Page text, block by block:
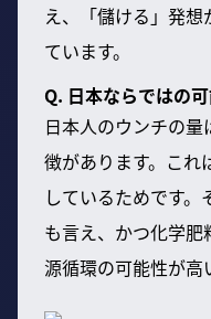
え、「儲ける」発
ています。
Q. 日本ならではの
日本人のウンチの
徴があります。これ
しているためです
も言え、かつ化学
源循環の可能性が高